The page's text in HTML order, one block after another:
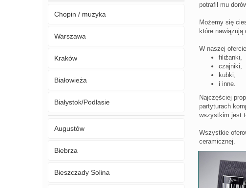
Chopin / muzyka
Warszawa
Kraków
Białowieża
Białystok/Podlasie
Augustów
Biebrza
Bieszczady Solina
potrafił mu
Możemy się
które nawiązują
W naszej
filiżanki,
czajniki,
kubki,
i inne.
Najczęściej
partyturach
wszystkim jest
Wszystkie
ceramicznej.